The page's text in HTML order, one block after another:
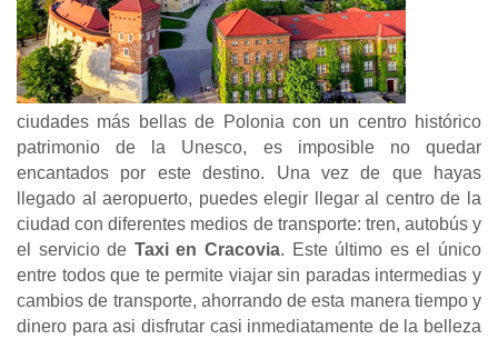
ciudades más bellas de Polonia con un centro histórico
patrimonio de la Unesco, es imposible no quedar
encantados por este destino. Una vez de que hayas
llegado al aeropuerto, puedes elegir llegar al centro de la
ciudad con diferentes medios de transporte: tren, autobús y
el servicio de Taxi en Cracovia. Este último es el único
entre todos que te permite viajar sin paradas intermedias y
cambios de transporte, ahorrando de esta manera tiempo y
dinero para asi disfrutar casi inmediatamente de la belleza